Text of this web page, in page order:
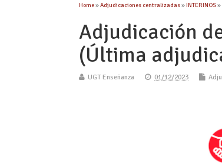
Home»Adjudicaciones centralizadas»INTERINOS»
Adjudicación
(Última
UGT Enseñanza 01/12/2023